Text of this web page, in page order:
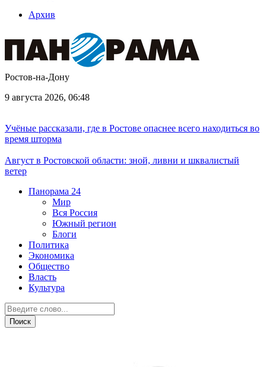
Архив
Ростов-на-Дону
9 августа 2026, 06:48
Учёные рассказали, где в Ростове опаснее всего находиться во
время шторма
Август в Ростовской области: зной, ливни и шквалистый
ветер
Панорама 24
Мир
Вся Россия
Южный регион
Блоги
Политика
Экономика
Общество
Власть
Культура